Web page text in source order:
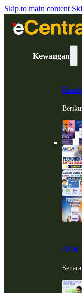
Skip to main content
Kewangan
ASB